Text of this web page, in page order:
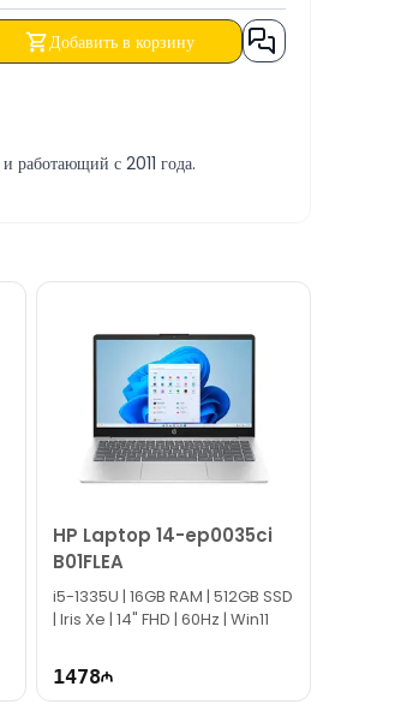
Добавить в корзину
работающий с 2011 года.
HP Laptop 14-ep0035ci
B01FLEA
i5-1335U | 16GB RAM | 512GB SSD
| Iris Xe | 14" FHD | 60Hz | Win11
1478